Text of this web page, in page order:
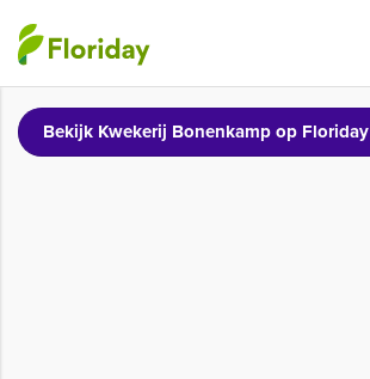
Bekijk Kwekerij Bonenkamp op Floriday